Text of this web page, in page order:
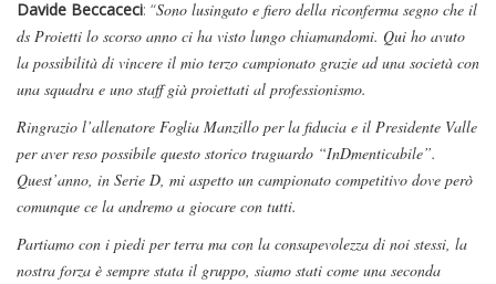
Davide Beccaceci: “Sono lusingato e fiero della riconferma segno che il
ds Proietti lo scorso anno ci ha visto lungo chiamandomi. Qui ho avuto
la possibilità di vincere il mio terzo campionato grazie ad una società con
una squadra e uno staff già proiettati al professionismo.
Ringrazio l’allenatore Foglia Manzillo per la fiducia e il Presidente Valle
per aver reso possibile questo storico traguardo “InDmenticabile”.
Quest’anno, in Serie D, mi aspetto un campionato competitivo dove però
comunque ce la andremo a giocare con tutti.
Partiamo con i piedi per terra ma con la consapevolezza di noi stessi, la
nostra forza è sempre stata il gruppo, siamo stati come una seconda